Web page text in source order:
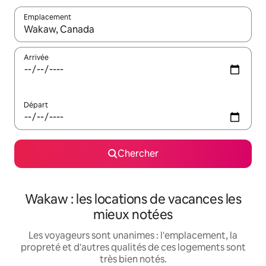
Emplacement
Quand les résultats sont affichés, parcourez-les en utilisant
Arrivée
Départ
Chercher
Wakaw : les locations de vacances les
mieux notées
Les voyageurs sont unanimes : l'emplacement, la
propreté et d'autres qualités de ces logements sont
très bien notés.